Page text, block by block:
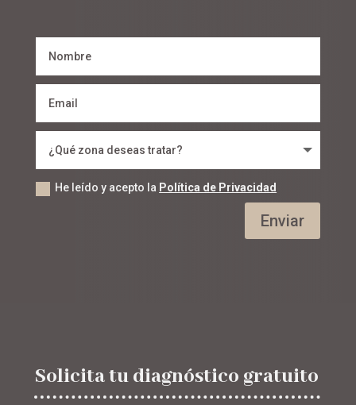
He leído y acepto la Política de Privacidad
Enviar
Solicita tu diagnóstico gratuito